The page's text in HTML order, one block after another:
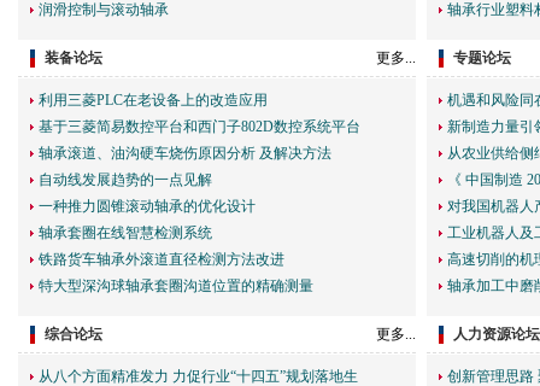
润滑控制与滚动轴承
轴承行业塑料
装备论坛 更多...
利用三菱PLC在老设备上的改造应用
基于三菱简易数控平台和西门子802D数控系统平台
轴承滚道、油沟硬车烧伤原因分析 及解决方法
自动线发展趋势的一点见解
一种推力圆锥滚动轴承的优化设计
轴承套圈在线智慧检测系统
铁路货车轴承外滚道直径检测方法改进
特大型深沟球轴承套圈沟道位置的精确测量
专题论坛
机遇和风险同
新制造力量引
从农业供给侧
《 中国制造
对我国机器人
工业机器人及
高速切削的机
轴承加工中磨
综合论坛 更多...
从八个方面精准发力 力促行业“十四五”规划落地生
人力资源论坛
创新管理思路